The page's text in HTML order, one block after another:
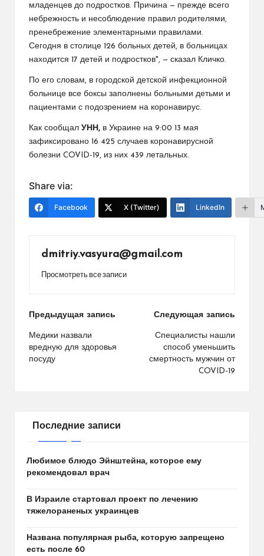
младенцев до подростков. Причина — прежде всего
небрежность и несоблюдение правил родителями,
пренебрежение элементарными правилами.
Сегодня в столице 126 больных детей, в больницах
находится 17 детей и подростков", — сказал Кличко.
По его словам, в городской детской инфекционной
больнице все боксы заполнены больными детьми и
пациентами с подозрением на коронавирус.
Как сообщал УНН, в Украине на 9:00 13 мая
зафиксировано 16 425 случаев коронавирусной
болезни COVID-19, из них 439 летальных.
Share via:
Facebook X (Twitter) LinkedIn
dmitriy.vasyura@gmail.com
Просмотреть все записи
Навигация
по
записям
Предыдущая запись
Медики назвали
вредную для здоровья
посуду
Следующая запись
Специалисты нашли
способ уменьшить
смертность мужчин от
COVID-19
Последние записи
Любимое блюдо Эйнштейна, которое ему
рекомендовал врач
В Израиле стартовал проект по лечению
тяжелораненых украинцев
Названа популярная рыба, которую запрещено
есть после 60